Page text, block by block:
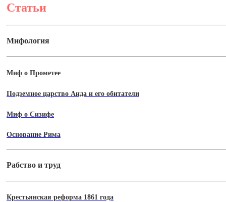
Статьи
Мифология
Миф о Прометее
Подземное царство Аида и его обитатели
Миф о Сизифе
Основание Рима
Рабство и труд
Крестьянская реформа 1861 года